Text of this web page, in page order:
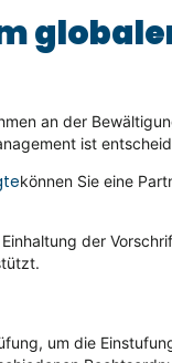
an der
ist
können Sie eine
der
um die